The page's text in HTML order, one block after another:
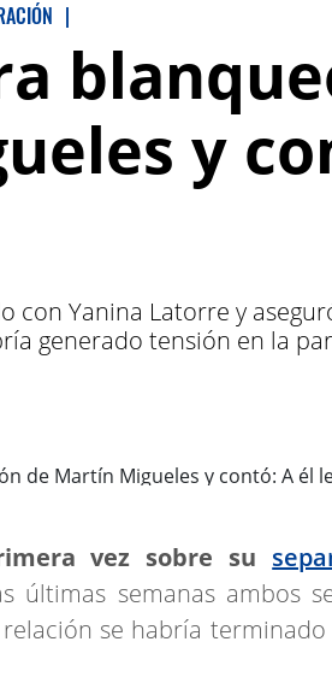
|
y
con Yanina Latorre y
generado tensión en la
vez sobre su
últimas semanas ambos
se habría